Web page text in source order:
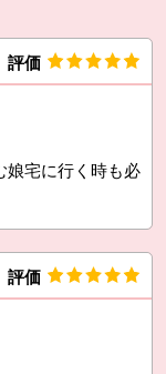
評価
娘宅に行く時も必
評価